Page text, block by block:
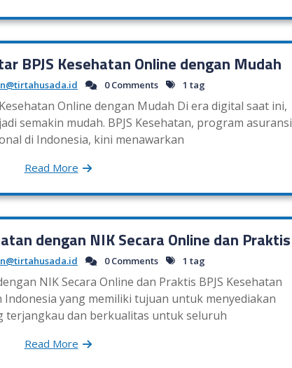
BPJS Kesehatan Online dengan Mudah
0 Comments 1 tag
Online dengan Mudah Di era digital saat ini,
semakin mudah. BPJS Kesehatan, program asuransi
di Indonesia, kini menawarkan
Read More
dengan NIK Secara Online dan Praktis
0 Comments 1 tag
NIK Secara Online dan Praktis BPJS Kesehatan
yang memiliki tujuan untuk menyediakan
terjangkau dan berkualitas untuk seluruh
Read More